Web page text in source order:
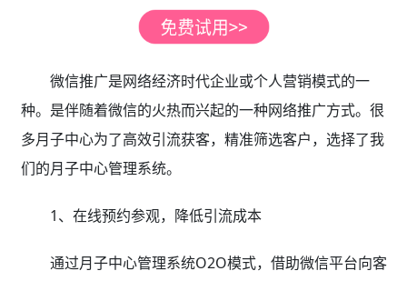
微信推广是网络经济时代企业或个人营销模式的一
种。是伴随着微信的火热而兴起的一种网络推广方式。很
多月子中心为了高效引流获客，精准筛选客户，选择了我
们的月子中心管理系统。
1、在线预约参观，降低引流成本
通过月子中心管理系统O2O模式，借助微信平台向客